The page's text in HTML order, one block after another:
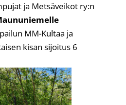
ja Metsäveikot ry:n
MM-Kultaa ja
kisan sijoitus 6